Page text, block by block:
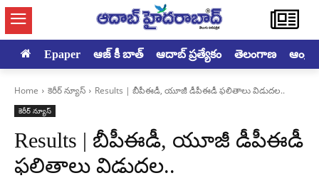
Epaper ఆజ్ కీ బాత్ ఆదాబ్ ప్రత్యేకం తెలంగాణ
Home కెరీర్ న్యూస్ Results | బీపీఈడీ, యూజీ డీపీఈడీ ఫలితాలు విడుదల..
కెరీర్ న్యూస్
Results | బీపీఈడీ, యూజీ డీపీఈడీ
ఫలితాలు విడుదల..